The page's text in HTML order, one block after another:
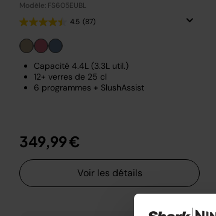
Modèle: FS605EUBL
4.5 (87)
Capacité 4.4L (3.3L util.)
12+ verres de 25 cl
6 programmes + SlushAssist
349,99 €
Voir les détails